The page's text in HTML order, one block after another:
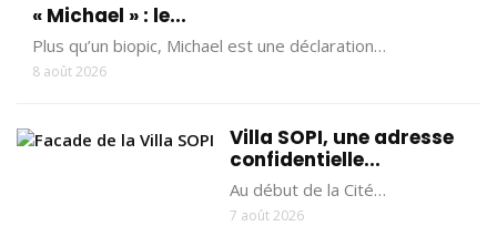
« Michael » : le...
Plus qu’un biopic, Michael est une déclaration…
8 août 2026
Villa SOPI, une adresse
confidentielle...
Au début de la Cité…
7 août 2026